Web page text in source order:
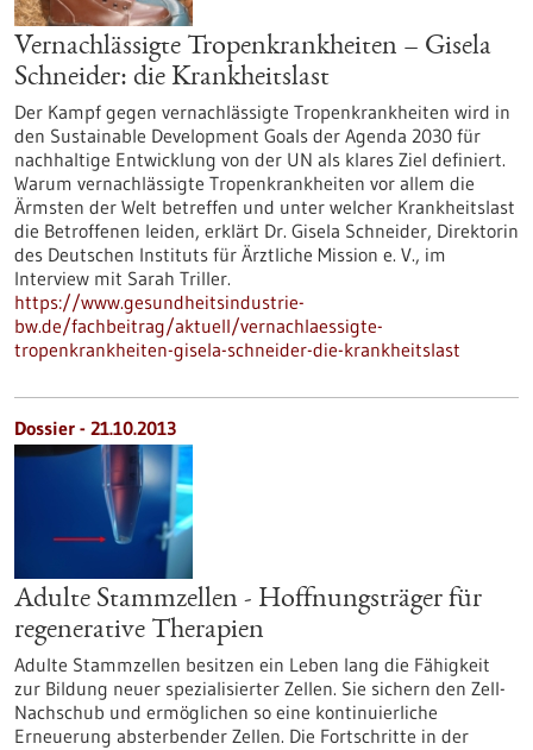
Vernachlässigte Tropenkrankheiten – Gisela
Schneider: die Krankheitslast
Der Kampf gegen vernachlässigte Tropenkrankheiten wird in
den Sustainable Development Goals der Agenda 2030 für
nachhaltige Entwicklung von der UN als klares Ziel definiert.
Warum vernachlässigte Tropenkrankheiten vor allem die
Ärmsten der Welt betreffen und unter welcher Krankheitslast
die Betroffenen leiden, erklärt Dr. Gisela Schneider, Direktorin
des Deutschen Instituts für Ärztliche Mission e. V., im
Interview mit Sarah Triller.
https://www.gesundheitsindustrie-
bw.de/fachbeitrag/aktuell/vernachlaessigte-
tropenkrankheiten-gisela-schneider-die-krankheitslast
Dossier - 21.10.2013
Adulte Stammzellen - Hoffnungsträger für
regenerative Therapien
Adulte Stammzellen besitzen ein Leben lang die Fähigkeit
zur Bildung neuer spezialisierter Zellen. Sie sichern den Zell-
Nachschub und ermöglichen so eine kontinuierliche
Erneuerung absterbender Zellen. Die Fortschritte in der